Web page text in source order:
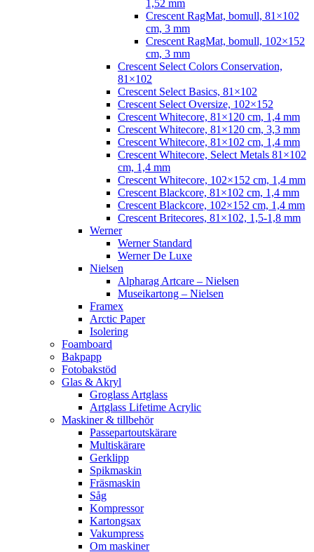
1,52 mm
Crescent RagMat, bomull, 81×102
cm, 3 mm
Crescent RagMat, bomull, 102×152
cm, 3 mm
Crescent Select Colors Conservation,
81×102
Crescent Select Basics, 81×102
Crescent Select Oversize, 102×152
Crescent Whitecore, 81×120 cm, 1,4 mm
Crescent Whitecore, 81×120 cm, 3,3 mm
Crescent Whitecore, 81×102 cm, 1,4 mm
Crescent Whitecore, Select Metals 81×102
cm, 1,4 mm
Crescent Whitecore, 102×152 cm, 1,4 mm
Crescent Blackcore, 81×102 cm, 1,4 mm
Crescent Blackcore, 102×152 cm, 1,4 mm
Crescent Britecores, 81×102, 1,5-1,8 mm
Werner
Werner Standard
Werner De Luxe
Nielsen
Alpharag Artcare – Nielsen
Museikartong – Nielsen
Framex
Arctic Paper
Isolering
Foamboard
Bakpapp
Fotobakstöd
Glas & Akryl
Groglass Artglass
Artglass Lifetime Acrylic
Maskiner & tillbehör
Passepartoutskärare
Multiskärare
Gerklipp
Spikmaskin
Fräsmaskin
Såg
Kompressor
Kartongsax
Vakumpress
Om maskiner